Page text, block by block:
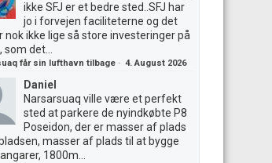
ikke SFJ er et bedre sted..SFJ har
jo i forvejen faciliteterne og det
nok ikke lige så store investeringer på
det...
får sin lufthavn tilbage · 4. August 2026
Daniel
Narsarsuaq ville være et perfekt
sted at parkere de nyindkøbte P8
Poseidon, der er masser af plads
masser af plads til at bygge
1800m...